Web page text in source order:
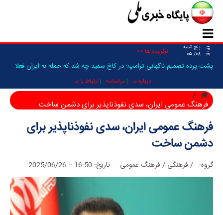
۱۴۰۵
پنج شنبه
۰۸/ ۰۵
برگزیده ها >>
پشت پرده تصمیم ناگهانی ترامپ؛ در کاخ سفید چه شد که حمله به ایران فعلا
درباره ما مرامنامه ارتباط با ما
فرهنگ عمومی ایران، سدی نفوذناپذیر برای دشمن ساخت
فرهنگ عمومی ایران، سدی نفوذناپذیر برای
دشمن ساخت
گروه: .
/ فرهنگی / فرهنگ عمومی تاریخ: 16:50 :: 2025/06/26